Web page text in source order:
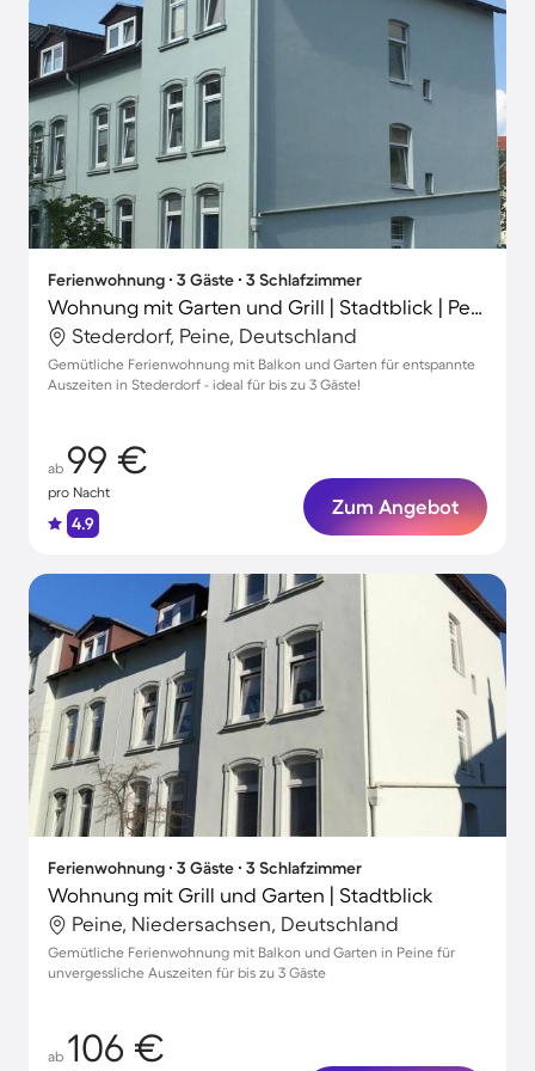
Ferienwohnung ∙ 3 Gäste ∙ 3 Schlafzimmer
Wohnung mit Garten und Grill | Stadtblick | Perfekt für die Arbeit von Zuhause
Stederdorf, Peine, Deutschland
Gemütliche Ferienwohnung mit Balkon und Garten für entspannte
Auszeiten in Stederdorf - ideal für bis zu 3 Gäste!
ab 99 €
pro Nacht
4.9
Zum Angebot
Ferienwohnung ∙ 3 Gäste ∙ 3 Schlafzimmer
Wohnung mit Grill und Garten | Stadtblick
Peine, Niedersachsen, Deutschland
Gemütliche Ferienwohnung mit Balkon und Garten in Peine für
unvergessliche Auszeiten für bis zu 3 Gäste
ab 106 €